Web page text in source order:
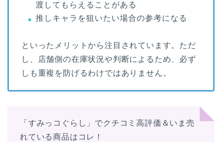
渡してもらえることがある
推しキャラを狙いたい場合の参考になる
といったメリットから注目されています。ただ
し、店舗側の在庫状況や判断によるため、必ず
しも重複を防げるわけではありません。
「すみっコぐらし」でクチコミ高評価＆いま売
れている商品はコレ！